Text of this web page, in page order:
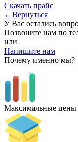
Скачать прайс
←Вернуться
У Вас остались
Позвоните нам по
или
Напишите нам
Почему именно мы?
Максимальные цены